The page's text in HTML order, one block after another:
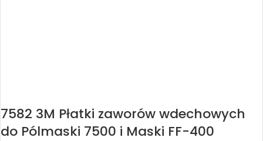
7582 3M Płatki zaworów wdechowych
do Pólmaski 7500 i Maski FF-400